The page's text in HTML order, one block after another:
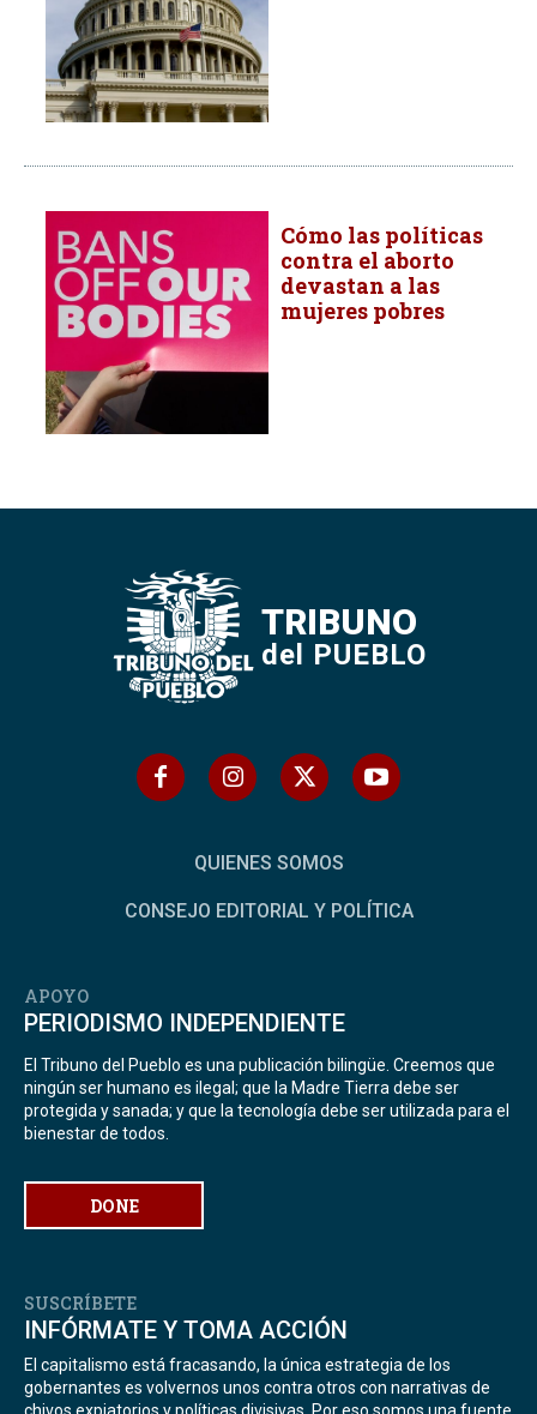
Cómo las políticas
contra el aborto
devastan a las
mujeres pobres
TRIBUNO
del PUEBLO
QUIENES SOMOS
CONSEJO EDITORIAL Y POLÍTICA
APOYO
PERIODISMO INDEPENDIENTE
El Tribuno del Pueblo es una publicación bilingüe. Creemos que
ningún ser humano es ilegal; que la Madre Tierra debe ser
protegida y sanada; y que la tecnología debe ser utilizada para el
bienestar de todos.
DONE
SUSCRÍBETE
INFÓRMATE Y TOMA ACCIÓN
El capitalismo está fracasando, la única estrategia de los
gobernantes es volvernos unos contra otros con narrativas de